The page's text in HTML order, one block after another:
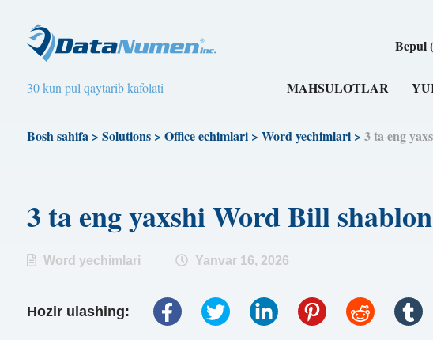
Bepul
30 kun pul qaytarib kafolati MAHSULOTLAR
Bosh sahifa> Solutions> Office echimlari> Word yechimlari> 3 ta eng
3 ta eng yaxshi Word Bill
Word yechimlari Yanvar 16, 2026
Hozir ulashing: